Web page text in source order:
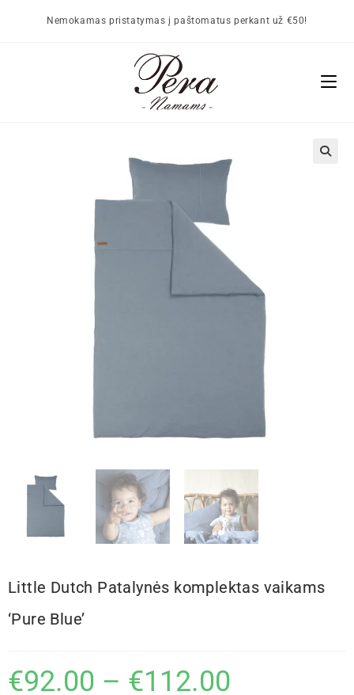
Nemokamas pristatymas į paštomatus perkant už €50!
Little Dutch Patalynės komplektas vaikams
‘Pure Blue’
€92.00 – €112.00